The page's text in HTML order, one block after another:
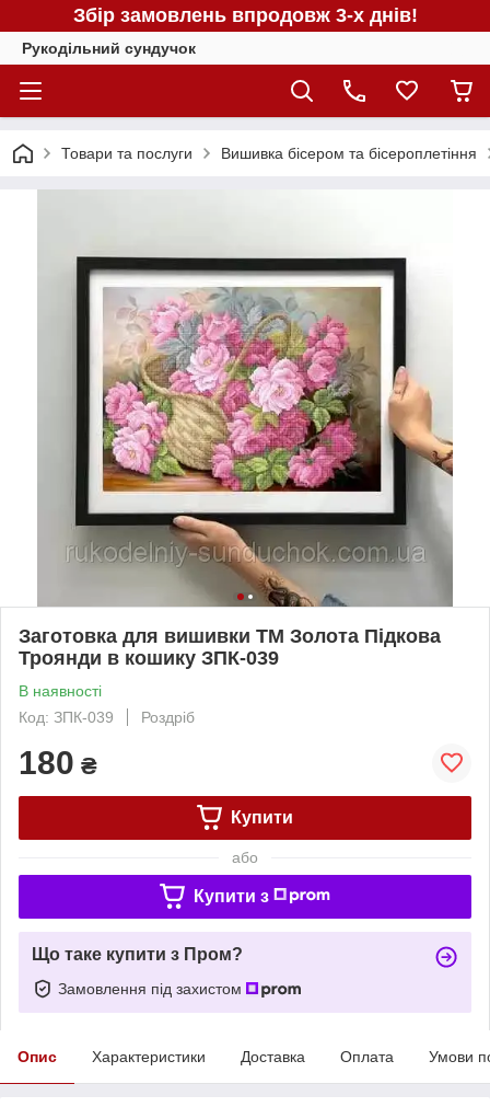
Збір замовлень впродовж 3-х днів!
Рукодільний сундучок
Товари та послуги Вишивка бісером та бісероплетіння
Заготовка для вишивки ТМ Золота Підкова
Троянди в кошику ЗПК-039
В наявності
Код: ЗПК-039
Роздріб
180 ₴
Купити
або
Купити з
Що таке купити з Пром?
Замовлення під захистом
Опис Характеристики Доставка Оплата Умови